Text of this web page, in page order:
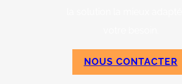
NOUS CONTACTER